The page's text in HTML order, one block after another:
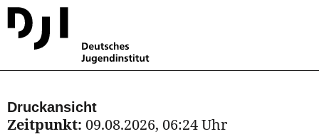
Druckansicht
Zeitpunkt: 09.08.2026, 06:24 Uhr